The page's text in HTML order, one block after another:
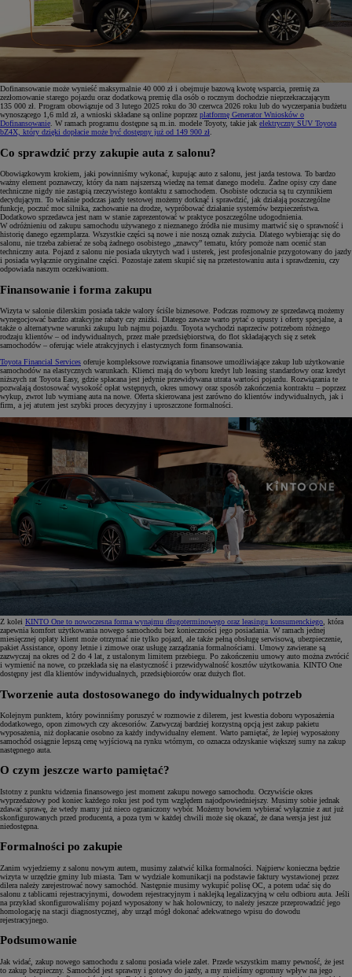
Dofinansowanie może wynieść maksymalnie 40 000 zł i obejmuje bazową kwotę wsparcia, premię za
zezłomowanie starego pojazdu oraz dodatkową premię dla osób o rocznym dochodzie nieprzekraczającym
135 000 zł. Program obowiązuje od 3 lutego 2025 roku do 30 czerwca 2026 roku lub do wyczerpania budżetu
wynoszącego 1,6 mld zł, a wnioski składane są online poprzez platformę Generator Wniosków o
Dofinansowanie. W ramach programu dostępne są m.in. modele Toyoty, takie jak elektryczny SUV Toyota
bZ4X, który dzięki dopłacie może być dostępny już od 149 900 zł.
Co sprawdzić przy zakupie auta z salonu?
Obowiązkowym krokiem, jaki powinniśmy wykonać, kupując auto z salonu, jest jazda testowa. To bardzo
ważny element poznawczy, który da nam najszerszą wiedzę na temat danego modelu. Żadne opisy czy dane
techniczne nigdy nie zastąpią rzeczywistego kontaktu z samochodem. Osobiste odczucia są tu czynnikiem
decydującym. To właśnie podczas jazdy testowej możemy dotknąć i sprawdzić, jak działają poszczególne
funkcje, poczuć moc silnika, zachowanie na drodze, wypróbować działanie systemów bezpieczeństwa.
Dodatkowo sprzedawca jest nam w stanie zaprezentować w praktyce poszczególne udogodnienia.
W odróżnieniu od zakupu samochodu używanego z nieznanego źródła nie musimy martwić się o sprawność i
historię danego egzemplarza. Wszystkie części są nowe i nie noszą oznak zużycia. Dlatego wybierając się do
salonu, nie trzeba zabierać ze sobą żadnego osobistego „znawcy” tematu, który pomoże nam ocenić stan
techniczny auta. Pojazd z salonu nie posiada ukrytych wad i usterek, jest profesjonalnie przygotowany do jazdy
i posiada wyłącznie oryginalne części. Pozostaje zatem skupić się na przetestowaniu auta i sprawdzeniu, czy
odpowiada naszym oczekiwaniom.
Finansowanie i forma zakupu
Wizyta w salonie dilerskim posiada także walory ściśle biznesowe. Podczas rozmowy ze sprzedawcą możemy
wynegocjować bardzo atrakcyjne rabaty czy zniżki. Dlatego zawsze warto pytać o upusty i oferty specjalne, a
także o alternatywne warunki zakupu lub najmu pojazdu. Toyota wychodzi naprzeciw potrzebom różnego
rodzaju klientów – od indywidualnych, przez małe przedsiębiorstwa, do flot składających się z setek
samochodów – oferując wiele atrakcyjnych i elastycznych form finansowania.
Toyota Financial Services oferuje kompleksowe rozwiązania finansowe umożliwiające zakup lub użytkowanie
samochodów na elastycznych warunkach. Klienci mają do wyboru kredyt lub leasing standardowy oraz kredyt
niższych rat Toyota Easy, gdzie spłacana jest jedynie przewidywana utrata wartości pojazdu. Rozwiązania te
pozwalają dostosować wysokość opłat wstępnych, okres umowy oraz sposób zakończenia kontraktu – poprzez
wykup, zwrot lub wymianę auta na nowe. Oferta skierowana jest zarówno do klientów indywidualnych, jak i
firm, a jej atutem jest szybki proces decyzyjny i uproszczone formalności.
Z kolei KINTO One to nowoczesna forma wynajmu długoterminowego oraz leasingu konsumenckiego , która
zapewnia komfort użytkowania nowego samochodu bez konieczności jego posiadania. W ramach jednej
miesięcznej opłaty klient może otrzymać nie tylko pojazd, ale także pełną obsługę serwisową, ubezpieczenie,
pakiet Assistance, opony letnie i zimowe oraz usługę zarządzania formalnościami. Umowy zawierane są
zazwyczaj na okres od 2 do 4 lat, z ustalonym limitem przebiegu. Po zakończeniu umowy auto można zwrócić
i wymienić na nowe, co przekłada się na elastyczność i przewidywalność kosztów użytkowania. KINTO One
dostępny jest dla klientów indywidualnych, przedsiębiorców oraz dużych flot.
Tworzenie auta dostosowanego do indywidualnych potrzeb
Kolejnym punktem, który powinniśmy poruszyć w rozmowie z dilerem, jest kwestia doboru wyposażenia
dodatkowego, opon zimowych czy akcesoriów. Zazwyczaj bardziej korzystną opcją jest zakup pakietu
wyposażenia, niż dopłacanie osobno za każdy indywidualny element. Warto pamiętać, że lepiej wyposażony
samochód osiągnie lepszą cenę wyjściową na rynku wtórnym, co oznacza odzyskanie większej sumy na zakup
następnego auta.
O czym jeszcze warto pamiętać?
Istotny z punktu widzenia finansowego jest moment zakupu nowego samochodu. Oczywiście okres
wyprzedażowy pod koniec każdego roku jest pod tym względem najodpowiedniejszy. Musimy sobie jednak
zdawać sprawę, że wtedy mamy już nieco ograniczony wybór. Możemy bowiem wybierać wyłącznie z aut już
skonfigurowanych przed producenta, a poza tym w każdej chwili może się okazać, że dana wersja jest już
niedostępna.
Formalności po zakupie
Zanim wyjedziemy z salonu nowym autem, musimy załatwić kilka formalności. Najpierw konieczna będzie
wizyta w urzędzie gminy lub miasta. Tam w wydziale komunikacji na podstawie faktury wystawionej przez
dilera należy zarejestrować nowy samochód. Następnie musimy wykupić polisę OC, a potem udać się do
salonu z tablicami rejestracyjnymi, dowodem rejestracyjnym i naklejką legalizacyjną w celu odbioru auta. Jeśli
na przykład skonfigurowaliśmy pojazd wyposażony w hak holowniczy, to należy jeszcze przeprowadzić jego
homologację na stacji diagnostycznej, aby urząd mógł dokonać adekwatnego wpisu do dowodu
rejestracyjnego.
Podsumowanie
Jak widać, zakup nowego samochodu z salonu posiada wiele zalet. Przede wszystkim mamy pewność, że jest
to zakup bezpieczny. Samochód jest sprawny i gotowy do jazdy, a my mieliśmy ogromny wpływ na jego